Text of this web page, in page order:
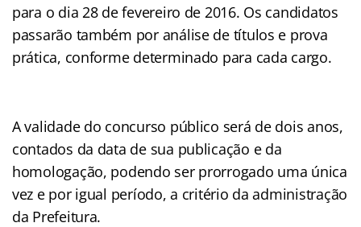
para o dia 28 de fevereiro de 2016. Os candidatos
passarão também por análise de títulos e prova
prática, conforme determinado para cada cargo.
A validade do concurso público será de dois anos,
contados da data de sua publicação e da
homologação, podendo ser prorrogado uma única
vez e por igual período, a critério da administração
da Prefeitura.